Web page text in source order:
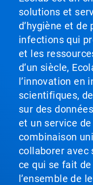
solutions et
d’hygiène et
infections qui
et les
d’un siècle,
l’innovation en
scientifiques,
sur des
et un service
combinaison
collaborer
ce qui se fait
l’ensemble de